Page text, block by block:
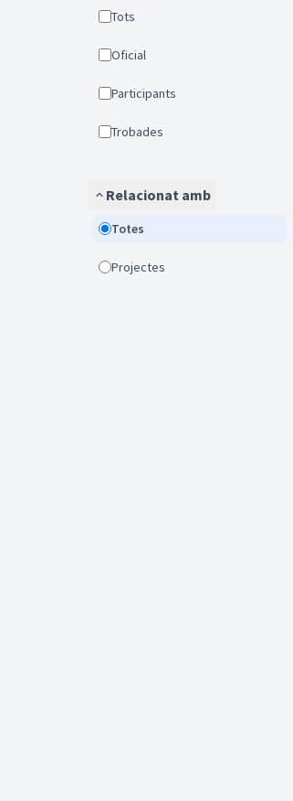
Tots
Oficial
Participants
Trobades
Relacionat amb
Totes
Projectes